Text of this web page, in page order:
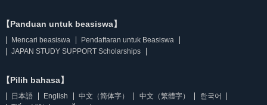
【Panduan untuk beasiswa】
Mencari beasiswa
Pendaftaran untuk Beasiswa
JAPAN STUDY SUPPORT Scholarships
【Pilih bahasa】
日本語 English 中文（简体字） 中文（繁體字）
한국어